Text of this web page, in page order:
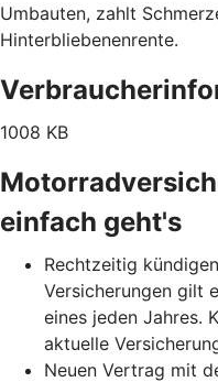
Umbauten, zahlt
Hinterbliebenenrente.
1008 KB
einfach geht's
Rechtzeitig
Versicherungen gilt
eines jeden Jahres.
aktuelle
Neuen Vertrag mit